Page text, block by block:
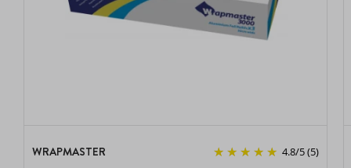
WRAPMASTER 4.8/5(5)